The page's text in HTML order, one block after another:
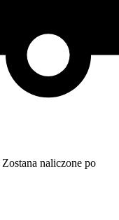
Zostana naliczone po